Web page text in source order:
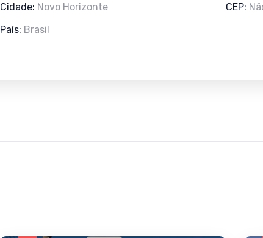
Cidade: Novo Horizonte CEP:
País: Brasil